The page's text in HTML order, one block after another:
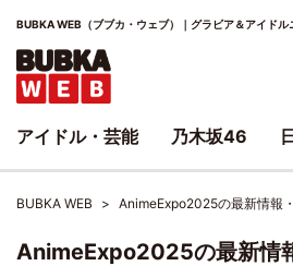
BUBKA WEB（ブブカ・ウェブ）｜グラビア＆アイドル
BUBKA WEB AnimeExpo2025の最新情報
AnimeExpo2025の最新情
アイドル・芸能 乃木坂46